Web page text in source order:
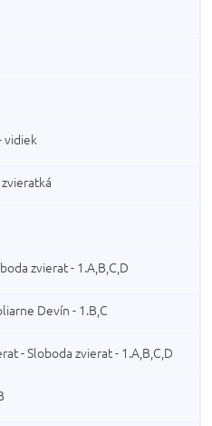
vidiek
zvierat - 1.A,B,C,D
Devín - 1.B,C
- Sloboda zvierat - 1.A,B,C,D